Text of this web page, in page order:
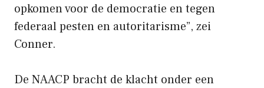
opkomen voor de democratie en tegen
federaal pesten en autoritarisme”, zei
Conner.
De NAACP bracht de klacht onder een